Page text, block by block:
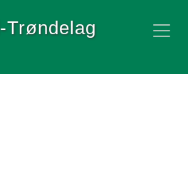
Trøndelag